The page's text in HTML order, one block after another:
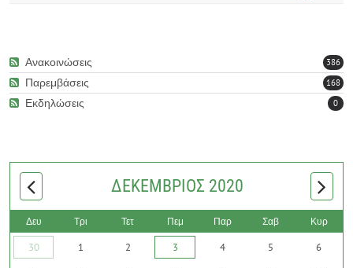
READ MORE
386
Ανακοινώσεις
168
Παρεμβάσεις
0
Εκδηλώσεις
ΔΕΚΈΜΒΡΙΟΣ 2020
Δευ Τρι Τετ Πεμ Παρ Σαβ Κυρ
30 1 2 3 4 5 6